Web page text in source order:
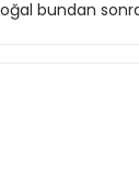
bundan